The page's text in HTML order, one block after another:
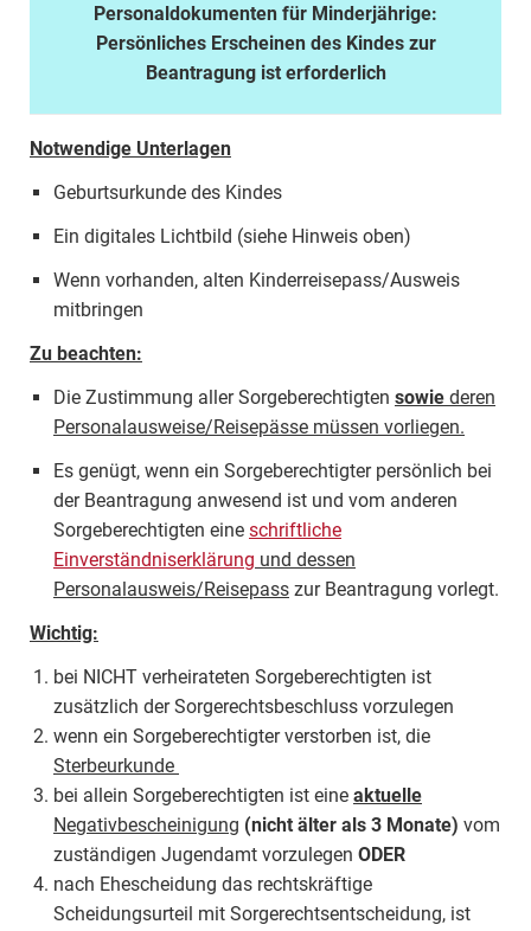
Personaldokumenten für Minderjährige:
Persönliches Erscheinen des Kindes zur
Beantragung ist erforderlich
Notwendige Unterlagen
Geburtsurkunde des Kindes
Ein digitales Lichtbild (siehe Hinweis oben)
Wenn vorhanden, alten Kinderreisepass/Ausweis
mitbringen
Zu beachten:
Die Zustimmung aller Sorgeberechtigten sowie deren
Personalausweise/Reisepässe müssen vorliegen.
Es genügt, wenn ein Sorgeberechtigter persönlich bei
der Beantragung anwesend ist und vom anderen
Sorgeberechtigten eine schriftliche
Einverständniserklärung und dessen
Personalausweis/Reisepass zur Beantragung vorlegt.
Wichtig:
bei NICHT verheirateten Sorgeberechtigten ist
zusätzlich der Sorgerechtsbeschluss vorzulegen
wenn ein Sorgeberechtigter verstorben ist, die
Sterbeurkunde
bei allein Sorgeberechtigten ist eine aktuelle
Negativbescheinigung (nicht älter als 3 Monate) vom
zuständigen Jugendamt vorzulegen ODER
nach Ehescheidung das rechtskräftige
Scheidungsurteil mit Sorgerechtsentscheidung, ist